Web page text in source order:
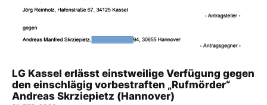
LG Kassel erlässt einstweilige Verfügung gegen
den einschlägig vorbestraften „Rufmörder“
Andreas Skrziepietz (Hannover)